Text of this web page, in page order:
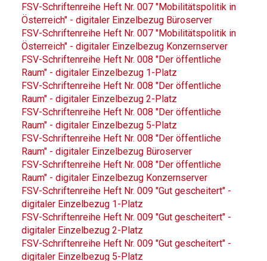
FSV-Schriftenreihe Heft Nr. 007 "Mobilitätspolitik in
Österreich" - digitaler Einzelbezug Büroserver
FSV-Schriftenreihe Heft Nr. 007 "Mobilitätspolitik in
Österreich" - digitaler Einzelbezug Konzernserver
FSV-Schriftenreihe Heft Nr. 008 "Der öffentliche
Raum" - digitaler Einzelbezug 1-Platz
FSV-Schriftenreihe Heft Nr. 008 "Der öffentliche
Raum" - digitaler Einzelbezug 2-Platz
FSV-Schriftenreihe Heft Nr. 008 "Der öffentliche
Raum" - digitaler Einzelbezug 5-Platz
FSV-Schriftenreihe Heft Nr. 008 "Der öffentliche
Raum" - digitaler Einzelbezug Büroserver
FSV-Schriftenreihe Heft Nr. 008 "Der öffentliche
Raum" - digitaler Einzelbezug Konzernserver
FSV-Schriftenreihe Heft Nr. 009 "Gut gescheitert" -
digitaler Einzelbezug 1-Platz
FSV-Schriftenreihe Heft Nr. 009 "Gut gescheitert" -
digitaler Einzelbezug 2-Platz
FSV-Schriftenreihe Heft Nr. 009 "Gut gescheitert" -
digitaler Einzelbezug 5-Platz